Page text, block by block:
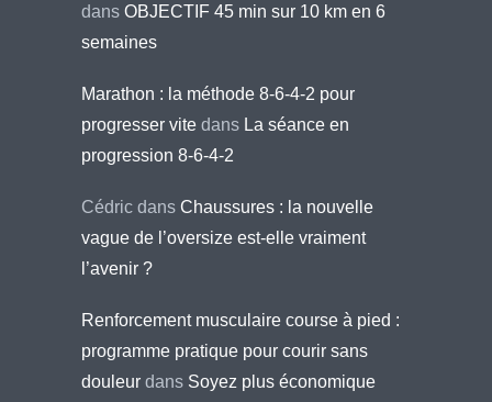
dans OBJECTIF 45 min sur 10 km en 6
semaines
Marathon : la méthode 8-6-4-2 pour
progresser vite dans La séance en
progression 8-6-4-2
Cédric dans Chaussures : la nouvelle
vague de l’oversize est-elle vraiment
l’avenir ?
Renforcement musculaire course à pied :
programme pratique pour courir sans
douleur dans Soyez plus économique